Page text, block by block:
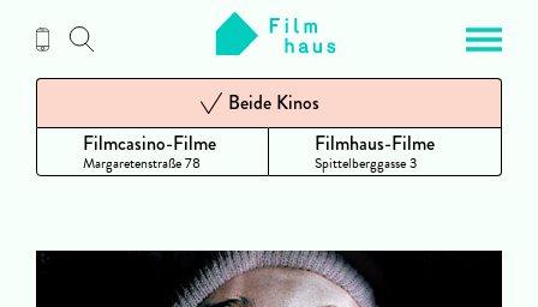
Inhalt
Filmcasino-Filme
Margaretenstraße 78
Beide Kinos
Filmhaus-Filme
Spittelberggasse 3